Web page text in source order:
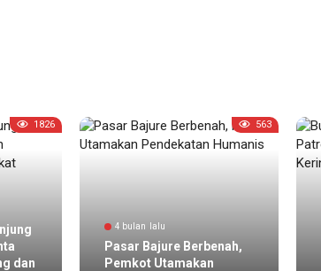
1826
dan
563
4 bulan lalu
Pasar Bajure Berbenah,
Pemkot Utamakan